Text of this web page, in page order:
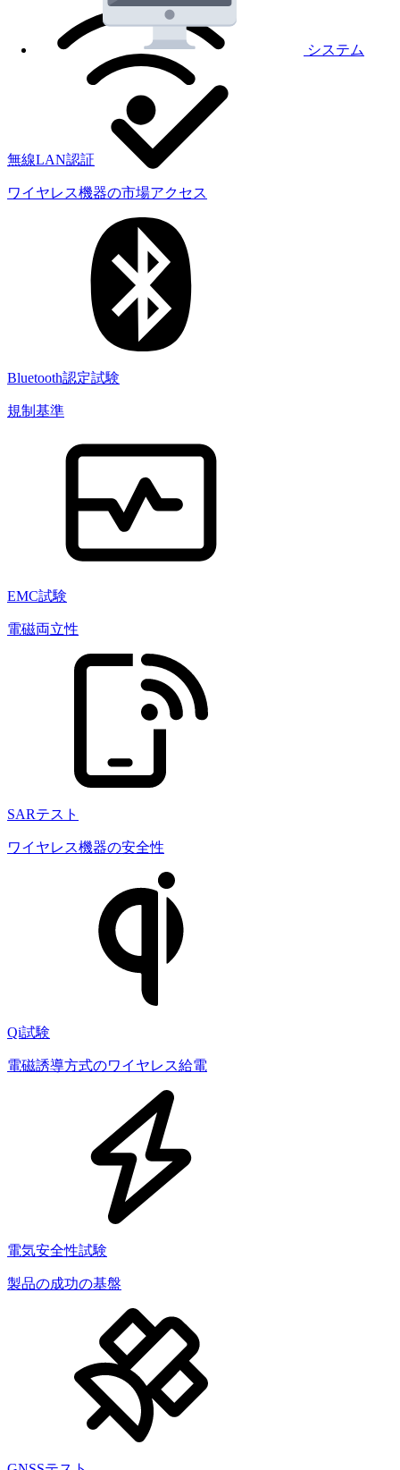
システム
無線LAN認証
ワイヤレス機器の市場アクセス
Bluetooth認定試験
規制基準
EMC試験
電磁両立性
SARテスト
ワイヤレス機器の安全性
Qi試験
電磁誘導方式のワイヤレス給電
電気安全性試験
製品の成功の基盤